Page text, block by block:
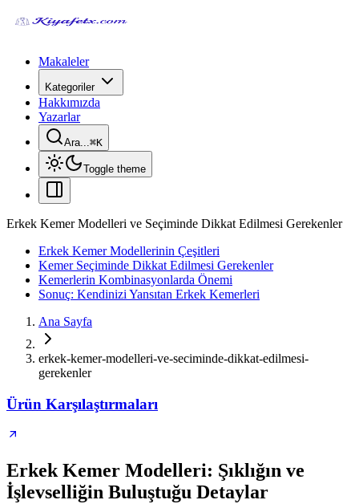
Makaleler
Kategoriler
Hakkımızda
Yazarlar
Ara...⌘K
Toggle theme
Erkek Kemer Modelleri ve Seçiminde Dikkat Edilmesi Gerekenler
Erkek Kemer Modellerinin Çeşitleri
Kemer Seçiminde Dikkat Edilmesi Gerekenler
Kemerlerin Kombinasyonlarda Önemi
Sonuç: Kendinizi Yansıtan Erkek Kemerleri
Ana Sayfa
erkek-kemer-modelleri-ve-seciminde-dikkat-edilmesi-
gerekenler
Ürün Karşılaştırmaları
Erkek Kemer Modelleri: Şıklığın ve
İşlevselliğin Buluştuğu Detaylar